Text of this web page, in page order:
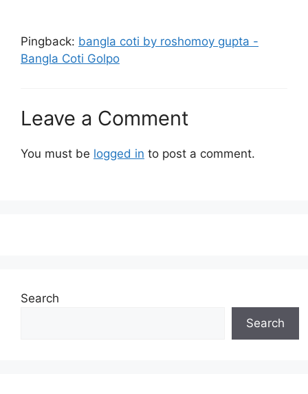
Pingback: bangla coti by roshomoy gupta -
Bangla Coti Golpo
Leave a Comment
You must be logged in to post a comment.
Search
Search